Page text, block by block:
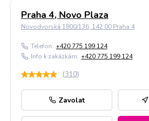
Praha 4, Novo Plaza
Novodvorská 1800/136, 142 00 Praha 4
Telefon: +420 775 199 124
Info k zakázkám: +420 775 199 124
(310)
Zavolat